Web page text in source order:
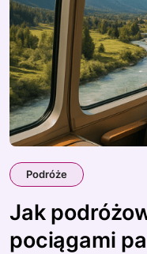
Podróże
Jak
pociągami